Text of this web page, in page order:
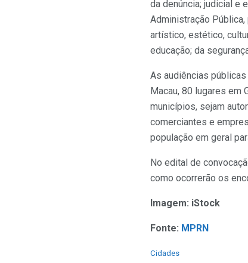
da denúncia; judicial e
Administração
artístico, estético,
educação; da
As audiências
Macau, 80 lugares em
municípios, sejam
comerciantes e
população em geral
No edital de
como ocorrerão os
Imagem: iStock
Fonte: MPRN
C
Cidades